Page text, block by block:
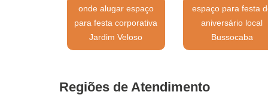
onde alugar espaço
para festa corporativa
Jardim Veloso
espaço para festa
aniversário local
Bussocaba
Regiões de Atendimento